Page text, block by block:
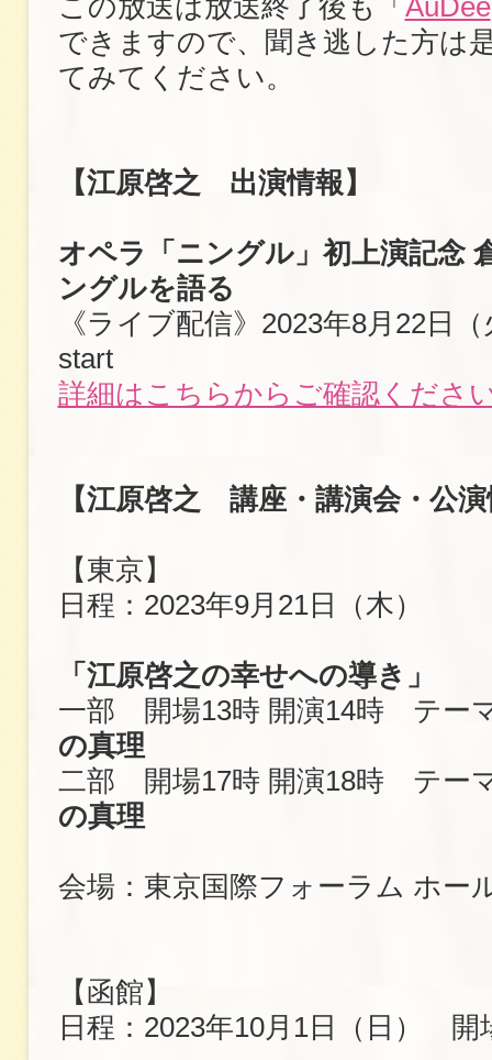
この放送は放送終了後も「 AuDee
できますので、聞き逃した方は
てみてください。
【江原啓之 出演情報】
オペラ「ニングル」初上演記念
ングルを語る
《ライブ配信》2023年8月22日
start
詳細はこちらからご確認くださ
【江原啓之 講座・講演会・公
【東京】
日程：2023年9月21日（木）
「江原啓之の幸せへの導き」
一部 開場13時 開演14時 テー
の真理
二部 開場17時 開演18時 テー
の真理
会場：東京国際フォーラム ホー
【函館】
日程：2023年10月1日（日） 開